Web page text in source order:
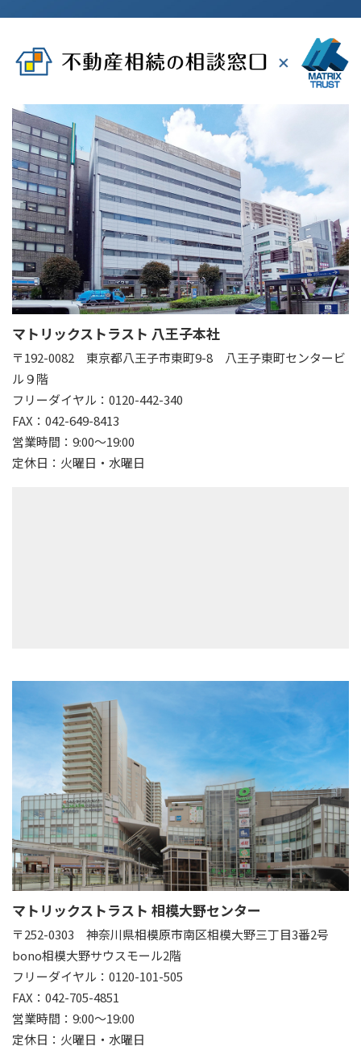
マトリックストラスト 八王子本社
〒192-0082 東京都八王子市東町9-8 八王子東町センタービ
ル９階
フリーダイヤル：0120-442-340
FAX：042-649-8413
営業時間：9:00～19:00
定休日：火曜日・水曜日
マトリックストラスト 相模大野センター
〒252-0303 神奈川県相模原市南区相模大野三丁目3番2号
bono相模大野サウスモール2階
フリーダイヤル：0120-101-505
FAX：042-705-4851
営業時間：9:00～19:00
定休日：火曜日・水曜日